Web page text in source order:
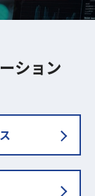
ション